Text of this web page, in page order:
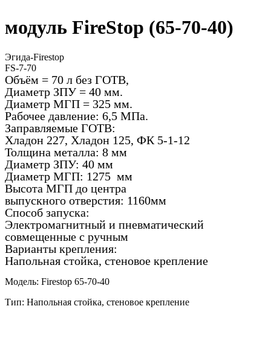
модуль FireStop (65-70-40)
Эгида-Firestop
FS-7-70
Объём = 70 л без ГОТВ,
Диаметр ЗПУ = 40 мм.
Диаметр МГП = 325 мм.
Рабочее давление: 6,5 МПа.
Заправляемые ГОТВ:
Хладон 227, Хладон 125, ФК 5-1-12
Толщина металла: 8 мм
Диаметр ЗПУ: 40 мм
Диаметр МГП: 1275 мм
Высота МГП до центра
выпускного отверстия: 1160мм
Способ запуска:
Электромагнитный и пневматический
совмещенные с ручным
Варианты крепления:
Напольная стойка, стеновое крепление
Модель: Firestop 65-70-40
Тип: Напольная стойка, стеновое крепление